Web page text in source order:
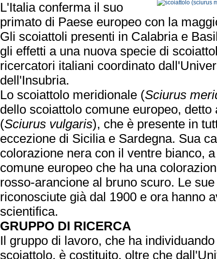
L'Italia conferma il suo
primato di Paese europeo con la
Gli scoiattoli presenti in Calabria e
gli effetti a una nuova specie di
ricercatori italiani coordinato
dell'Insubria.
Lo scoiattolo meridionale (Sciurus
dello scoiattolo comune europeo,
(Sciurus vulgaris), che è presente in
eccezione di Sicilia e Sardegna. Sua
colorazione nera con il ventre bianco,
comune europeo che ha una
rosso-arancione al bruno scuro. Le
riconosciute già dal 1900 e ora hanno
scientifica.
GRUPPO DI RICERCA
Il gruppo di lavoro, che ha
scoiattolo, è costituito, oltre che